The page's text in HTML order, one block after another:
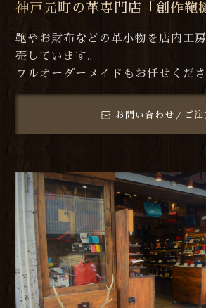
神戸元町の革専門店「創作鞄
鞄やお財布などの革小物を店内工
売しています。
フルオーダーメイドもお任せくださ
お問い合わせ／ご注